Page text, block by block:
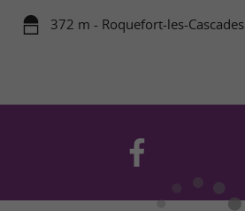
372 m - Roquefort-les-Cascades